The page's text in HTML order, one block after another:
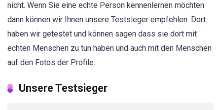
nicht. Wenn Sie eine echte Person kennenlernen möchten
dann können wir Ihnen unsere Testsieger empfehlen. Dort
haben wir getestet und können sagen dass sie dort mit
echten Menschen zu tun haben und auch mit den Menschen
auf den Fotos der Profile.
Unsere Testsieger